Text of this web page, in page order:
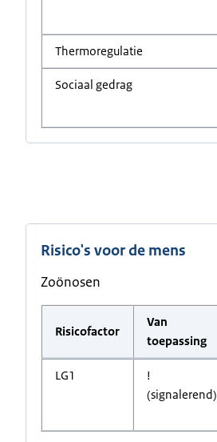
Thermoregulatie
Sociaal gedrag
Risico's voor de mens
Zoönosen
Risicofactor
Van
toepassing
LG1
!
(signalerend)